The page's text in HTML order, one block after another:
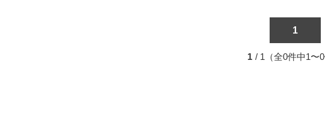
1
1 / 1（全0件中1〜0